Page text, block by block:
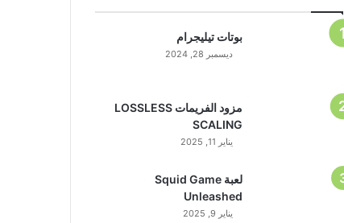
بوتات تيليجرام
ديسمبر 28, 2024
مزود الفريمات LOSSLESS
SCALING
يناير 11, 2025
لعبة Squid Game
Unleashed
يناير 9, 2025